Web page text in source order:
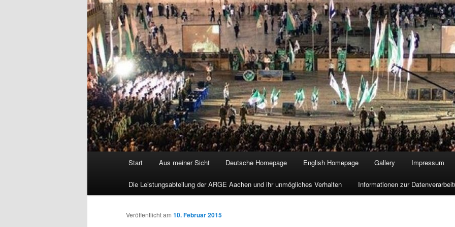
Start Aus meiner Sicht Deutsche Homepage English Homepage Gallery Impressum
Die Leistungsabteilung der ARGE Aachen und ihr unmögliches Verhalten Informationen zur
Veröffentlicht am 10. Februar 2015